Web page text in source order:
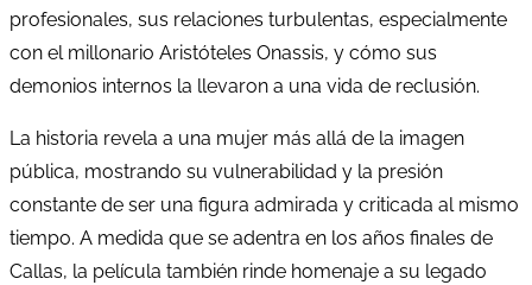
profesionales, sus relaciones turbulentas, especialmente
con el millonario Aristóteles Onassis, y cómo sus
demonios internos la llevaron a una vida de reclusión.
La historia revela a una mujer más allá de la imagen
pública, mostrando su vulnerabilidad y la presión
constante de ser una figura admirada y criticada al mismo
tiempo. A medida que se adentra en los años finales de
Callas, la película también rinde homenaje a su legado